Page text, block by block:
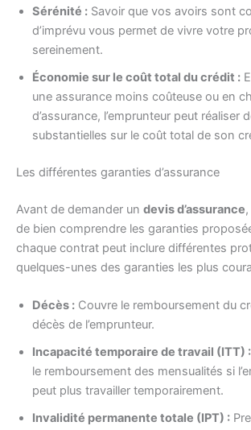
Sérénité : Savoir que vos avoirs sont
d’imprévu vous permet de vivre votre
sereinement.
Économie sur le coût total du crédit :
une assurance moins coûteuse ou en
d’assurance, l’emprunteur peut réaliser
substantielles sur le coût total de son
Les différentes garanties d’assurance
Avant de demander un devis d’assurance
de bien comprendre les garanties
chaque contrat peut inclure différentes
quelques-unes des garanties les plus
Décès : Couvre le remboursement du
décès de l’emprunteur.
Incapacité temporaire de travail (ITT) :
le remboursement des mensualités si
peut plus travailler temporairement.
Invalidité permanente totale (IPT) :